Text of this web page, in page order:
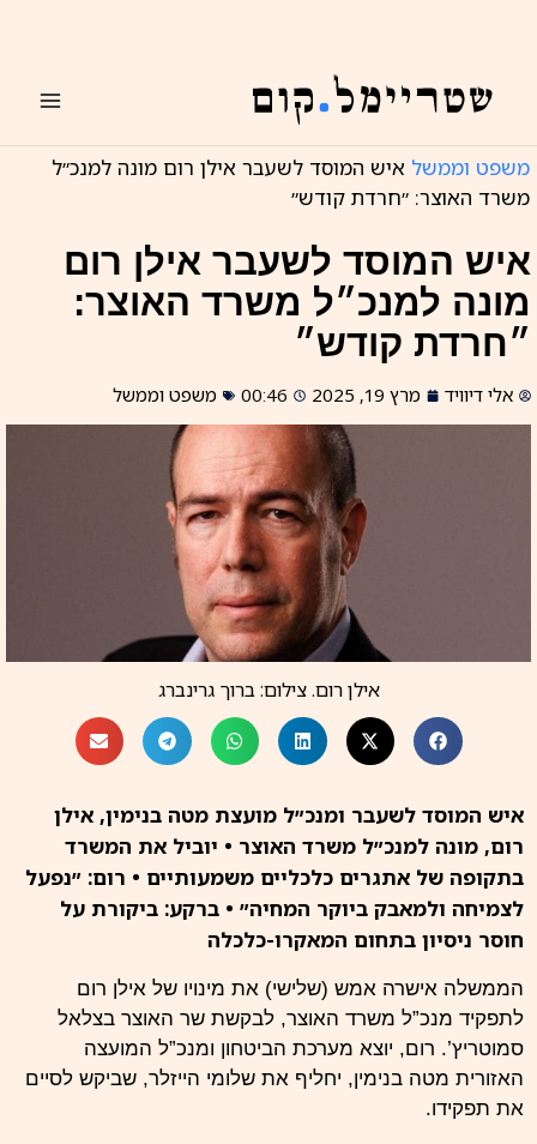
משפט וממשל איש המוסד לשעבר אילן רום מונה למנכ״ל
משרד האוצר: ״חרדת קודש״
איש המוסד לשעבר אילן רום
מונה למנכ״ל משרד האוצר:
״חרדת קודש״
אלי דיוויד מרץ 19, 2025 00:46 משפט וממשל
אילן רום. צילום: ברוך גרינברג
איש המוסד לשעבר ומנכ״ל מועצת מטה בנימין, אילן
רום, מונה למנכ״ל משרד האוצר • יוביל את המשרד
בתקופה של אתגרים כלכליים משמעותיים • רום: ״נפעל
לצמיחה ולמאבק ביוקר המחיה״ • ברקע: ביקורת על
חוסר ניסיון בתחום המאקרו-כלכלה
הממשלה אישרה אמש (שלישי) את מינויו של אילן רום
לתפקיד מנכ”ל משרד האוצר, לבקשת שר האוצר בצלאל
סמוטריץ’. רום, יוצא מערכת הביטחון ומנכ”ל המועצה
האזורית מטה בנימין, יחליף את שלומי הייזלר, שביקש לסיים
את תפקידו.